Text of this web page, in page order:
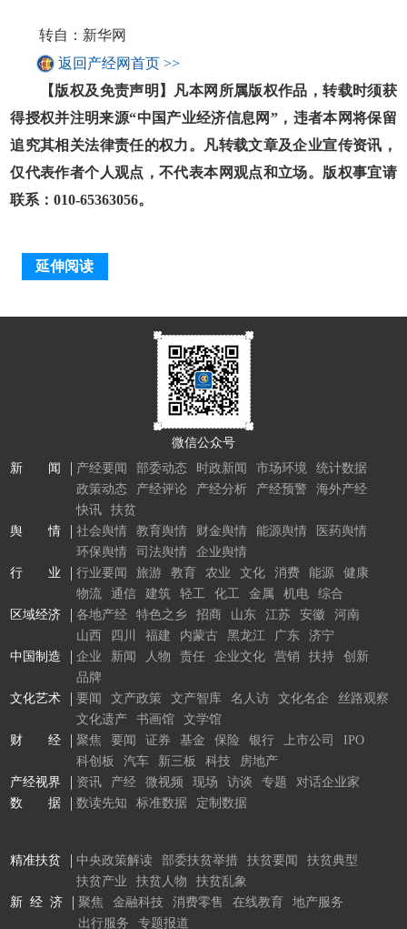
转自：新华网
返回产经网首页 >>
【版权及免责声明】凡本网所属版权作品，转载时须获
得授权并注明来源“中国产业经济信息网”，违者本网将保留
追究其相关法律责任的权力。凡转载文章及企业宣传资讯，
仅代表作者个人观点，不代表本网观点和立场。版权事宜请
联系：010-65363056。
延伸阅读
微信公众号
新 闻
产经要闻 部委动态 时政新闻 市场环境
统计数据
政策动态
产经评论 产经分析 产经预警
海外产经
快讯
扶贫
舆 情
社会舆情 教育舆情 财金舆情 能源舆情
医药舆情
环保舆情
司法舆情
企业舆情
行 业
行业要闻 旅游 教育 农业 文化 消费 能源
健康
物流
通信 建筑 轻工 化工 金属 机电
综合
区域经济
各地产经 特色之乡 招商 山东 江苏 安徽
河南
山西
四川 福建 内蒙古 黑龙江 广东
济宁
中国制造
企业 新闻 人物 责任 企业文化 营销 扶持
创新
品牌
文化艺术
要闻 文产政策 文产智库 名人访 文化名企
丝路观察
文化遗产
书画馆
文学馆
财 经
聚焦 要闻 证券 基金 保险 银行 上市公司
IPO
科创板
汽车 新三板 科技
房地产
产经视界
资讯 产经 微视频 现场 访谈 专题
对话企业家
数 据
数读先知 标准数据 定制数据
精准扶贫 中央政策解读 部委扶贫举措 扶贫要闻
扶贫典型
扶贫产业
扶贫人物
扶贫乱象
新 经 济
聚焦 金融科技 消费零售 在线教育
地产服务
出行服务
专题报道